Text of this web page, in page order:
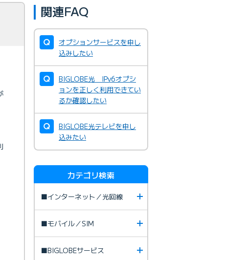
関連FAQ
オプションサービスを申し
込みしたい
BIGLOBE光 IPv6オプシ
ョンを正しく利用できてい
るか確認したい
BIGLOBE光テレビを申し
込みたい
カテゴリ検索
■インターネット／光回線
■モバイル／SIM
■BIGLOBEサービス